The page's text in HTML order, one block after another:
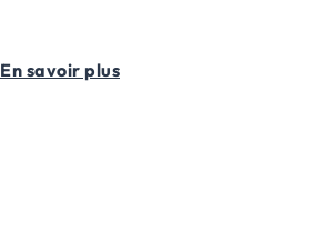
En savoir plus